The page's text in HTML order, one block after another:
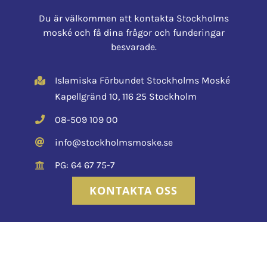
Du är välkommen att kontakta Stockholms
moské och få dina frågor och funderingar
besvarade.
Islamiska Förbundet Stockholms Moské
Kapellgränd 10, 116 25 Stockholm
08-509 109 00
info@stockholmsmoske.se
PG: 64 67 75-7
KONTAKTA OSS